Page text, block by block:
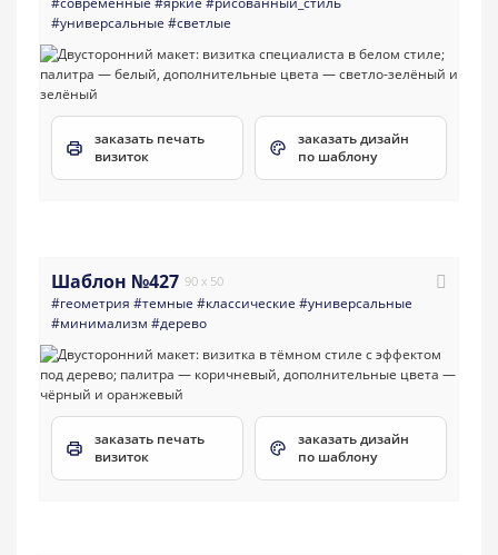
#универсальные #светлые
заказать печать
визиток
заказать дизайн
по шаблону
Шаблон №427 90 x 50
#геометрия #темные #классические #универсальные
#минимализм #дерево
заказать печать
визиток
заказать дизайн
по шаблону